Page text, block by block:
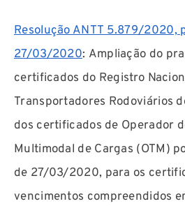
Resolução ANTT 5.879/2020,
27/03/2020: Ampliação do
certificados do Registro
Transportadores Rodoviários
dos certificados de Operador
Multimodal de Cargas (OTM)
de 27/03/2020, para os
vencimentos compreendidos